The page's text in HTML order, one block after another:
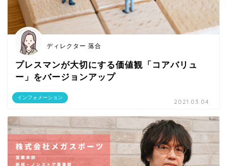
インフォメーション
ディレクター 落合
プレスマンが大切にする価値観「コアバリュ
ー」をバージョンアップ
2021.03.04